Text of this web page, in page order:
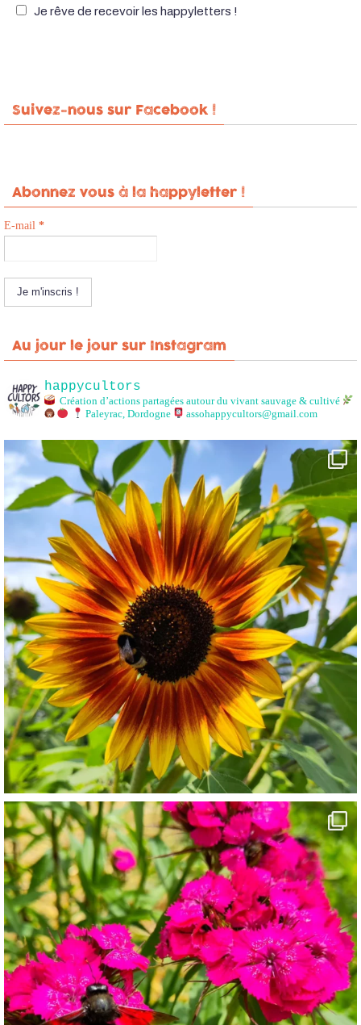
Je rêve de recevoir les happyletters !
Suivez-nous sur Facebook !
Abonnez vous à la happyletter !
E-mail *
Au jour le jour sur Instagram
happycultors
Création d’actions partagées autour du vivant sauvage & cultivé
Paleyrac, Dordogne
assohappycultors@gmail.com